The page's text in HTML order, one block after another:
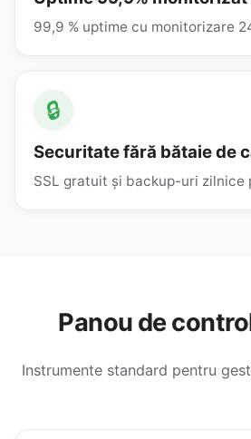
99,9 % uptime cu monitorizare
🔒
Securitate fără bătaie de
SSL gratuit și backup-uri zilnice
Panou de
Instrumente standard pentru